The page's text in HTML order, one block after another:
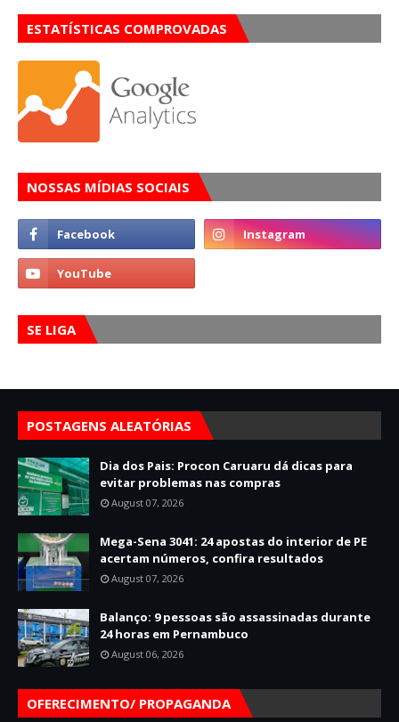
ESTATÍSTICAS COMPROVADAS
NOSSAS MÍDIAS SOCIAIS
SE LIGA
POSTAGENS ALEATÓRIAS
Dia dos Pais: Procon Caruaru dá dicas para
evitar problemas nas compras
August 07, 2026
Mega-Sena 3041: 24 apostas do interior de PE
acertam números, confira resultados
August 07, 2026
Balanço: 9 pessoas são assassinadas durante
24 horas em Pernambuco
August 06, 2026
OFERECIMENTO/ PROPAGANDA